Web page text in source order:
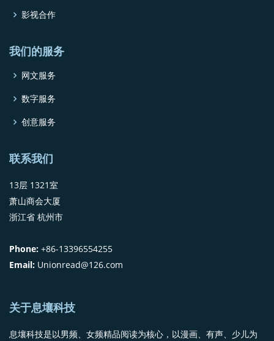
影视合作
我们的服务
网文服务
数字服务
创意服务
联系我们
13层 1321室
萧山商会大厦
浙江省 杭州市
Phone: +86-13396554255
Email: Unionread@126.com
关于息壤科技
息壤科技是以男频、女频精品阅读为核心，以漫画、有声、少儿为